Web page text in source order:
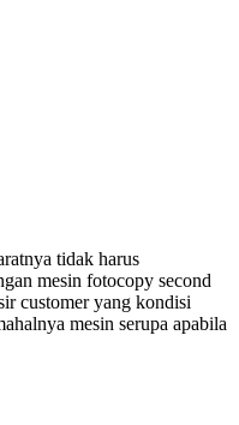
29,000,000.
tidak harus
mesin fotocopy second
customer yang kondisi
mesin serupa apabila